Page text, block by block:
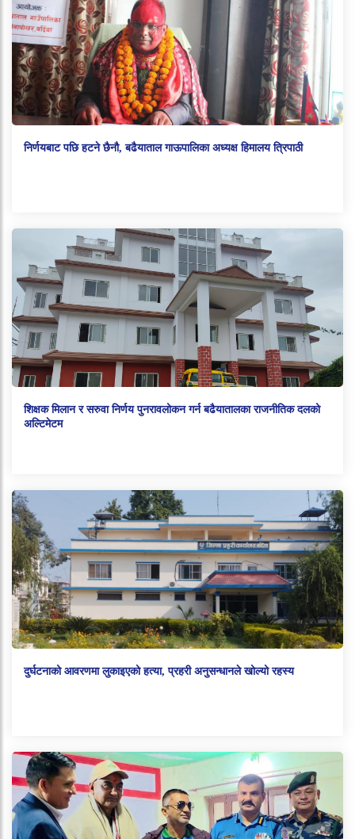
निर्णयबाट पछि हटने छैनौ, बढैयाताल गाऊपालिका अध्यक्ष हिमालय त्रिपाठी
शिक्षक मिलान र सरुवा निर्णय पुनरावलोकन गर्न बढैयातालका राजनीतिक दलको
अल्टिमेटम
दुर्घटनाको आवरणमा लुकाइएको हत्या, प्रहरी अनुसन्धानले खोल्यो रहस्य